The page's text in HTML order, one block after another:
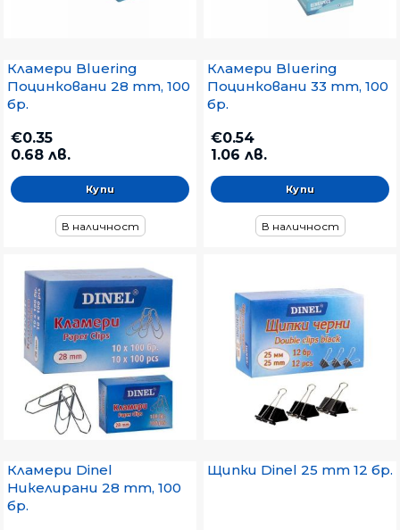
Кламери Bluering
Поцинковани 28 mm, 100
бр.
€0.35
0.68 лв.
В наличност
Кламери Bluering
Поцинковани 33 mm, 100
бр.
€0.54
1.06 лв.
В наличност
Кламери Dinel
Никелирани 28 mm, 100
бр.
Щипки Dinel 25 mm 12 бр.